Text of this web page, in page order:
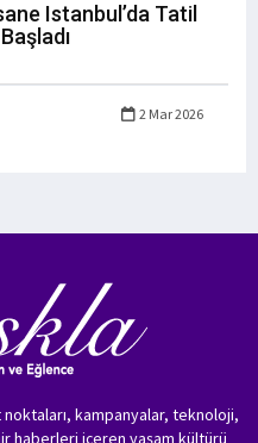
Istanbul’da Tatil
2 Mar 2026
kampanyalar, teknoloji,
haberleri içeren yaşam kültürü